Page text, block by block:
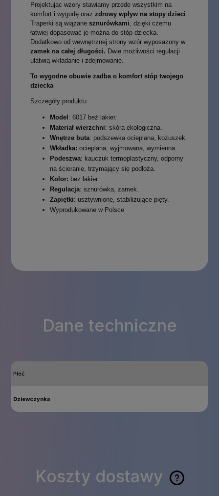
Projektując wzory stawiamy przede wszystkim na
komfort i wygodę orazzdrowy wpływ na stopy dzieci
Traperki są wiązanesznurówkami , dzięki czemu
łatwiej dopasować je można do stóp dziecka.
Dodatkowo od wewnętrznej strony wzór wyposażony w
zamek na całej długości. Dwie możliwości regulacji
ułatwią wkładanie i zdejmowanie.
To wygodne obuwie zadba o komfort stóp twojego
dziecka
Szczegóły produktu
Model: 6017 beż lakier.
Materiał wierzchni: skóra ekologiczna.
Wnętrze buta: podszewka ocieplana, kożuszek.
Wkładka:ocieplana, wyjmowana, wymienna.
Podeszwa: kauczuk termoplastyczny, odporny
na ścieranie, trzymający się podłoża.
Kolor: beż lakier.
Regulacja: sznurówka, zamek.
Zapiętki: usztywnione, stabilizujące pięty.
Wyprodukowane w Polsce
Dane techniczne
Płeć
Dziewczynka
Koszty dostawy
Cena nie zawiera